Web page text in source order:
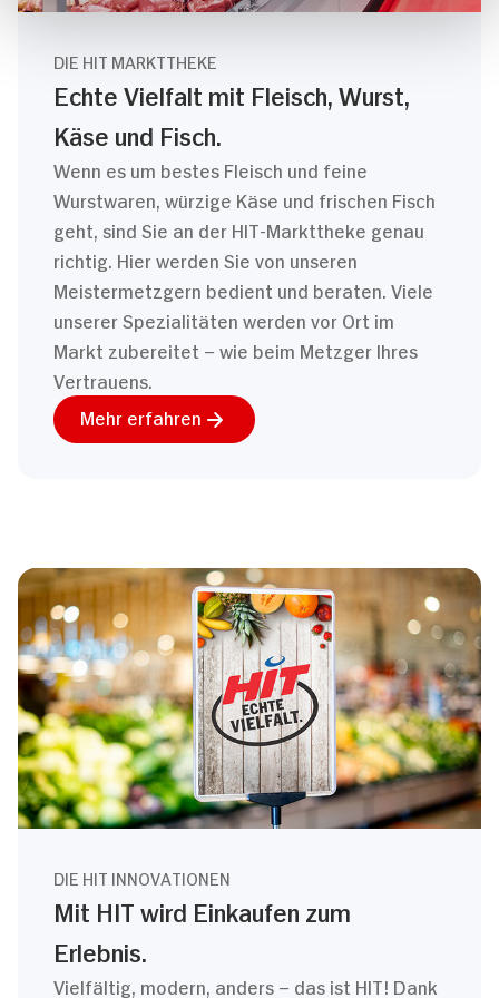
DIE HIT MARKTTHEKE
Echte Vielfalt mit Fleisch, Wurst,
Käse und Fisch.
Wenn es um bestes Fleisch und feine
Wurstwaren, würzige Käse und frischen Fisch
geht, sind Sie an der HIT-Markttheke genau
richtig. Hier werden Sie von unseren
Meistermetzgern bedient und beraten. Viele
unserer Spezialitäten werden vor Ort im
Markt zubereitet – wie beim Metzger Ihres
Vertrauens.
Mehr erfahren
DIE HIT INNOVATIONEN
Mit HIT wird Einkaufen zum
Erlebnis.
Vielfältig, modern, anders – das ist HIT! Dank